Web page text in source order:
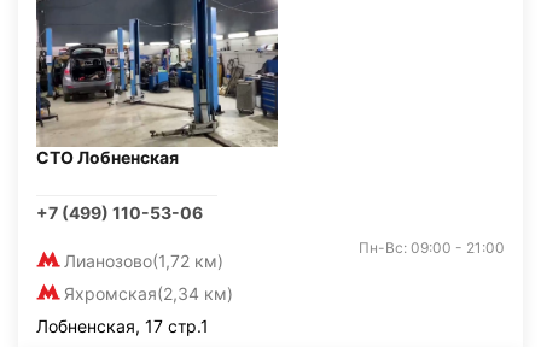
СТО Лобненская
+7 (499) 110-53-06
Лианозово(1,72 км)
Яхромская(2,34 км)
Пн-Вс: 09:00 - 21:00
Лобненская, 17 стр.1